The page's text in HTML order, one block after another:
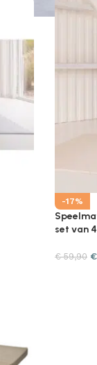
-17%
set van
€59,90 €